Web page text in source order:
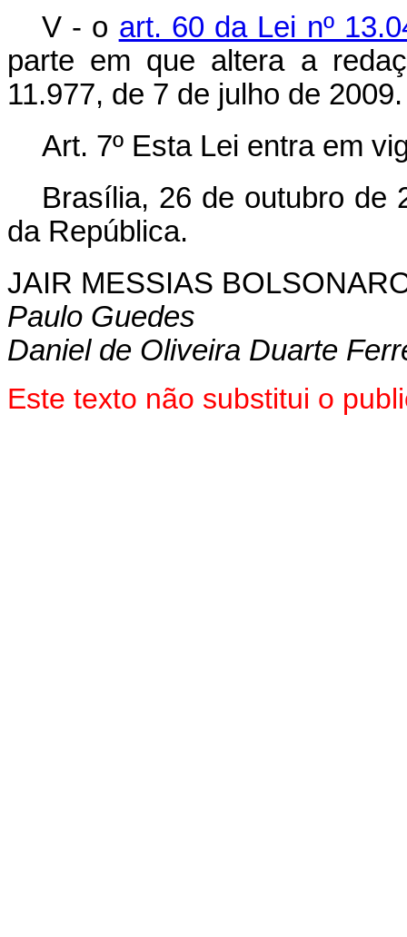
V - o art. 60 da Lei nº
parte em que altera a
11.977, de 7 de julho de 2009.
Art. 7º Esta Lei entra em
Brasília, 26 de outubro de
da República.
JAIR MESSIAS
Paulo Guedes
Daniel de Oliveira Duarte
Este texto não substitui o